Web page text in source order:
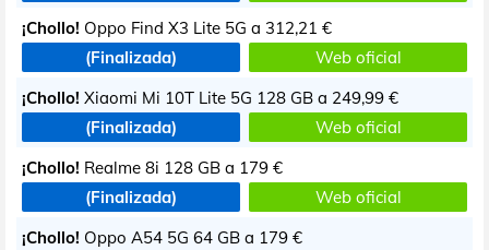
¡Chollo! Oppo Find X3 Lite 5G a 312,21 €
(Finalizada)
Web oficial
¡Chollo! Xiaomi Mi 10T Lite 5G 128 GB a 249,99 €
(Finalizada)
Web oficial
¡Chollo! Realme 8i 128 GB a 179 €
(Finalizada)
Web oficial
¡Chollo! Oppo A54 5G 64 GB a 179 €